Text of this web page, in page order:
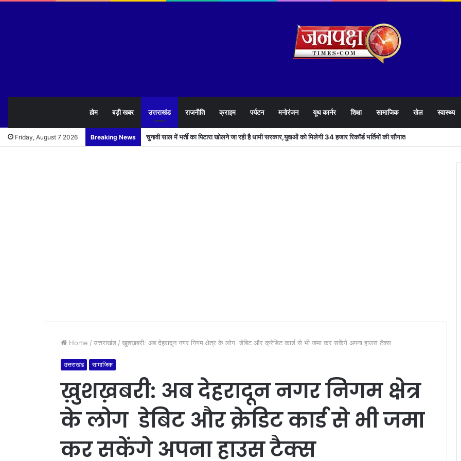
होम बड़ी खबर उत्तराखंड राजनीति क्राइम पर्यटन मनोरंजन यूथ कार्नर शिक्षा सामाजिक खेल स्वास्थ्य
Friday, August 7 2026 Breaking News मुख्यमंत्री पुष्कर सिंह धामी ने 1905 हेल्पलाइन की समीक्षा के दौरान लापरवाह अधिकारियों को लगाई फटकार
Home / उत्तराखंड / ख़ुशख़बरी: अब देहरादून नगर निगम क्षेत्र के लोग डेबिट और क्रेडिट कार्ड से भी जमा कर सकेंगे अपना हाउस टैक्स
उत्तराखंड सामाजिक
ख़ुशख़बरी: अब देहरादून नगर निगम क्षेत्र
के लोग डेबिट और क्रेडिट कार्ड से भी जमा
कर सकेंगे अपना हाउस टैक्स